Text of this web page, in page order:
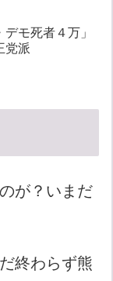
モ死者４万」
党派
が？いまだ
終わらず熊